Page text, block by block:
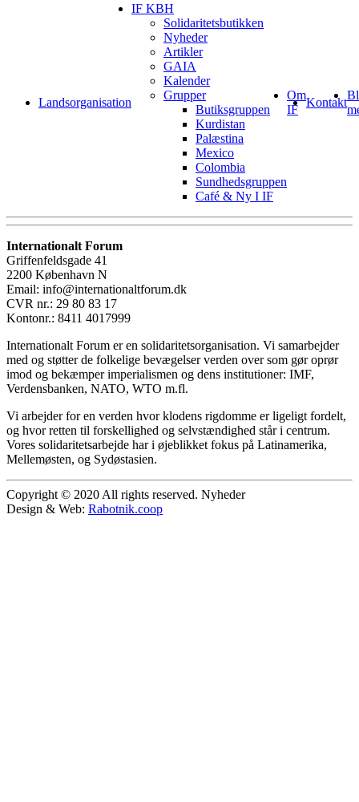
Landsorganisation
IF KBH
Solidaritetsbutikken
Nyheder
Artikler
GAIA
Kalender
Grupper
Butiksgruppen
Kurdistan
Palæstina
Mexico
Colombia
Sundhedsgruppen
Café & Ny I IF
Om
IF
Kontakt
Internationalt Forum
Griffenfeldsgade 41
2200 København N
Email: info@internationaltforum.dk
CVR nr.: 29 80 83 17
Kontonr.: 8411 4017999
Internationalt Forum er en solidaritetsorganisation. Vi samarbejder
med og støtter de folkelige bevægelser verden over som gør oprør
imod og bekæmper imperialismen og dens institutioner: IMF,
Verdensbanken, NATO, WTO m.fl.
Vi arbejder for en verden hvor klodens rigdomme er ligeligt fordelt,
og hvor retten til forskellighed og selvstændighed står i centrum.
Vores solidaritetsarbejde har i øjeblikket fokus på Latinamerika,
Mellemøsten, og Sydøstasien.
Copyright © 2020 All rights reserved. Nyheder
Design & Web: Rabotnik.coop